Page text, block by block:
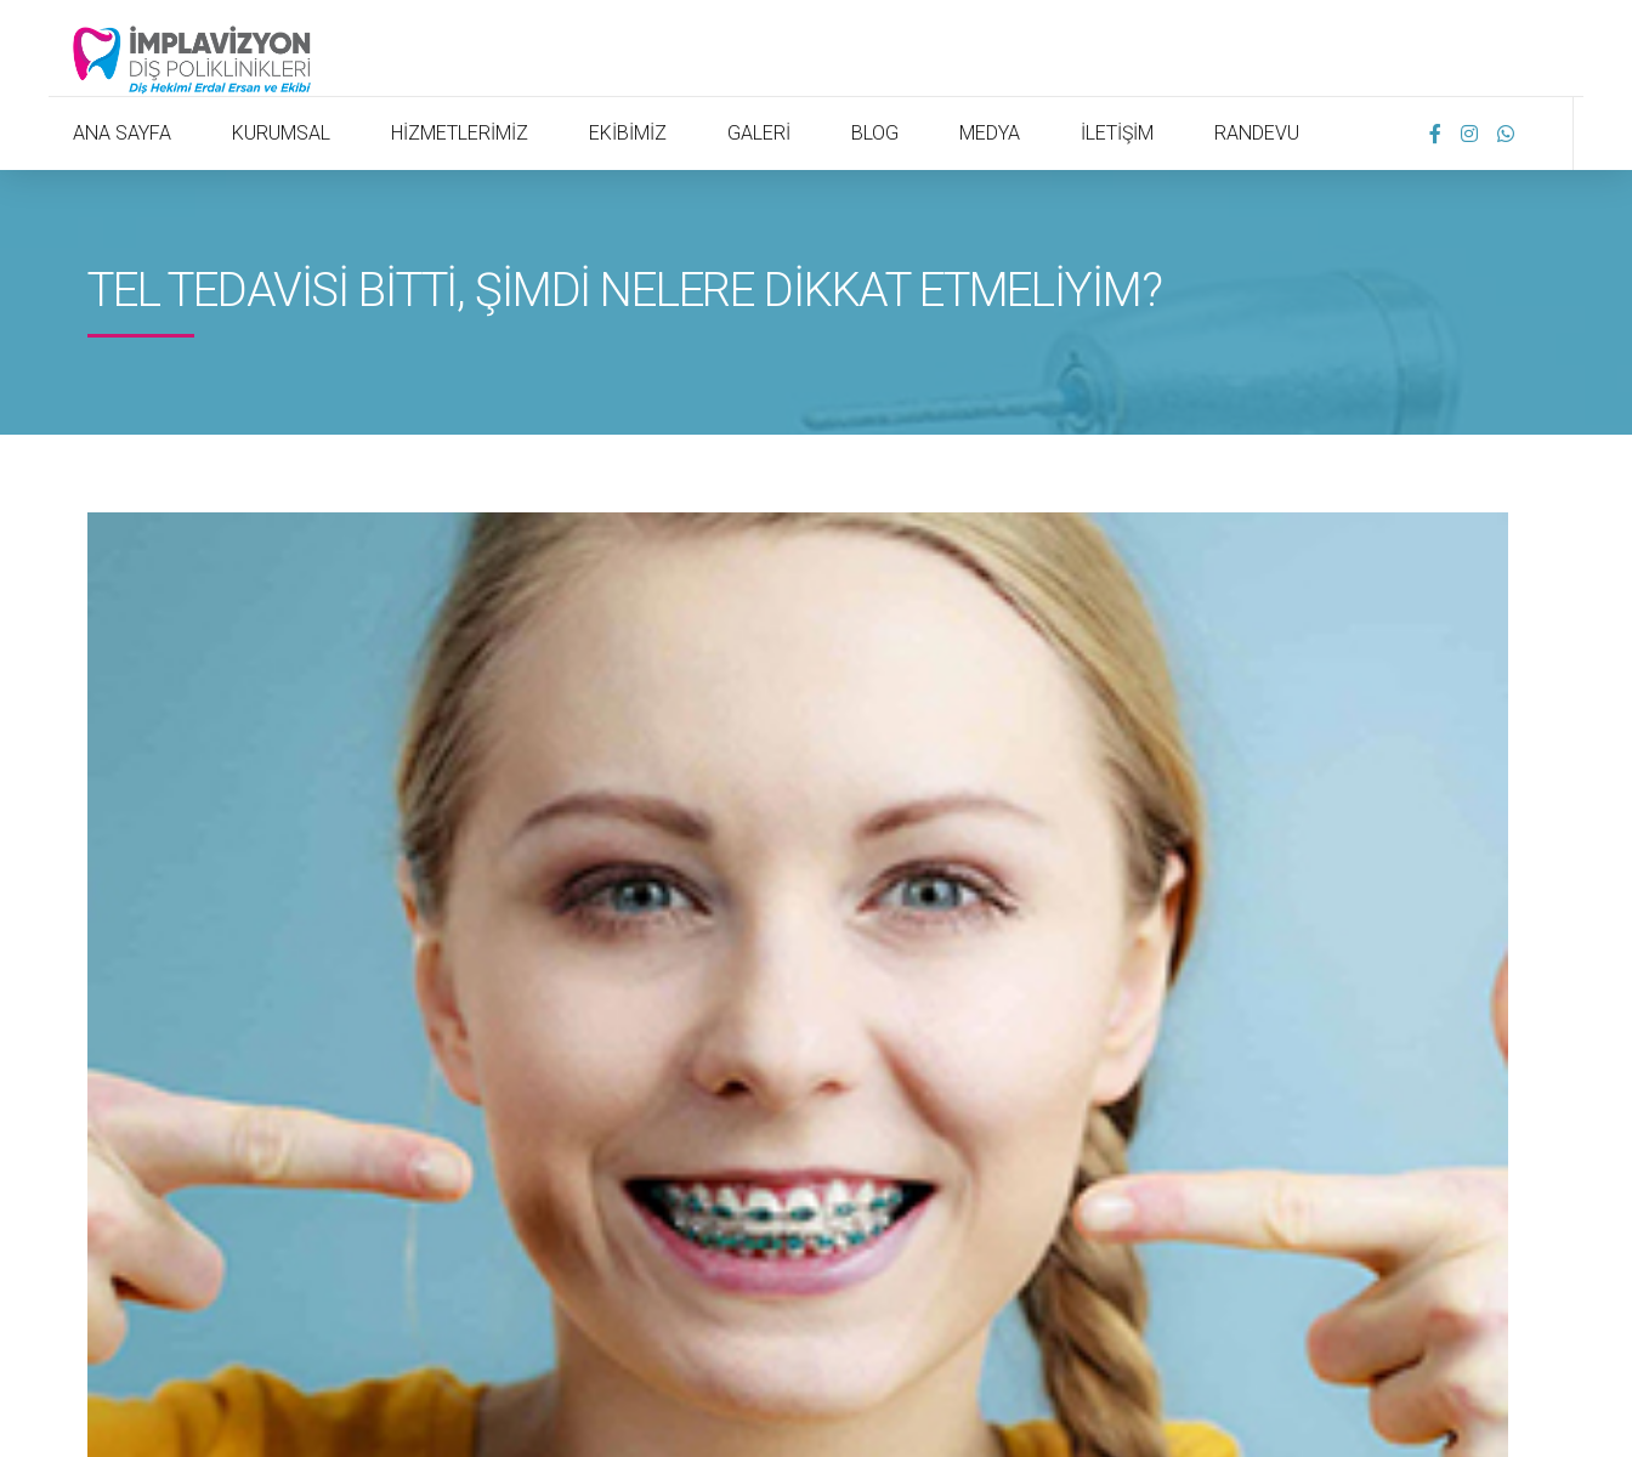
ANA SAYFA KURUMSAL HİZMETLERİMİZ EKİBİMİZ GALERİ BLOG MEDYA İLETİŞİM RANDEVU
TEL TEDAVİSİ BİTTİ, ŞİMDİ NELERE DİKKAT ETMELİYİM?